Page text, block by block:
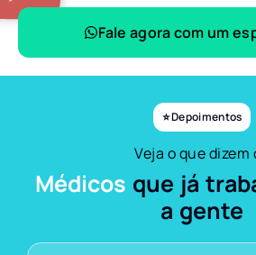
Fale agora com um
⭐ Depoimentos
Veja o que dizem
Médicos que já
a gente